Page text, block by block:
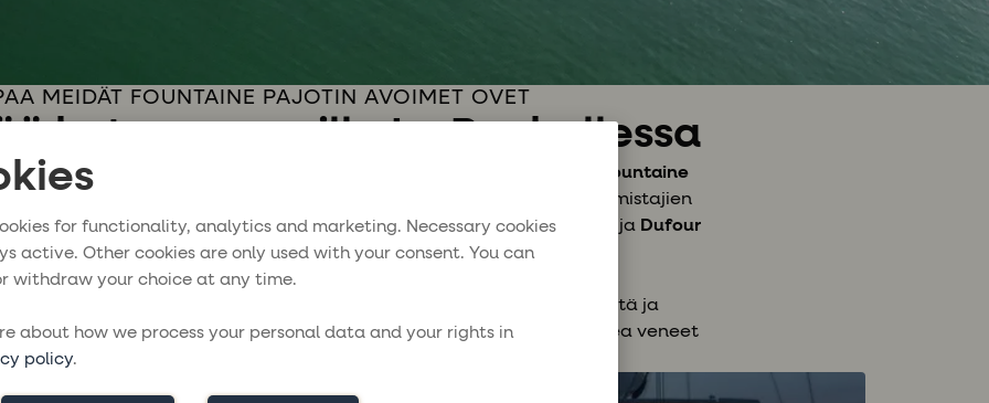
for functionality, analytics and marketing. Necessary cookies
active. Other cookies are only used with your consent. You can
withdraw your choice at any time.
about how we process your personal data and your rights in
policy.
MEIDÄT FOUNTAINE PAJOTIN AVOIMET OVET
katamaraanilla La Rochellessa
tunnetuimpaan veneveistämöön samalla kertaa! Tapahtuman
Fountaine
aikana La Rochellessa
saat mahdollisuuden tutustua näiden valmistajien
lukien molempien uusimmat mallit:Fountaine Pajotin katamaraanit ja Dufour
Yachts.
järjestettävä arvovaltainen tapahtuma on purjehtimista, veneitä ja
yksi vuoden ehdottomista kohokohdista. Tapahtumassa voit kokea veneet
vierailla niissä, kysellä lisätietoja ja tutustua mallien eroihin.